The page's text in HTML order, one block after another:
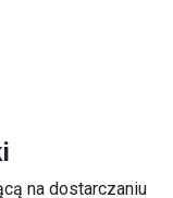
na dostarczaniu